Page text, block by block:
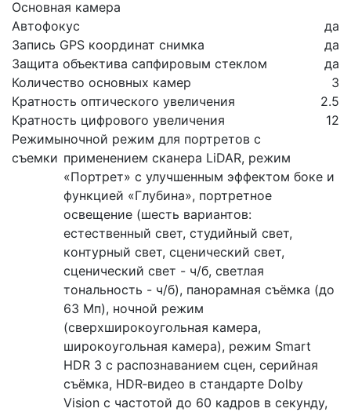
Основная камера
Автофокус
да
Запись GPS координат снимка
да
Защита объектива сапфировым стеклом
да
Количество основных камер
3
Кратность оптического увеличения
2.5
Кратность цифрового увеличения
12
Режимы
съемки
ночной режим для портретов с
применением сканера LiDAR, режим
«Портрет» с улучшенным эффектом боке и
функцией «Глубина», портретное
освещение (шесть вариантов:
естественный свет, студийный свет,
контурный свет, сценический свет,
сценический свет - ч/б, светлая
тональность - ч/б), панорамная съёмка (до
63 Мп), ночной режим
(сверхширокоугольная камера,
широкоугольная камера), режим Smart
HDR 3 с распознаванием сцен, серийная
съёмка, HDR‑видео в стандарте Dolby
Vision с частотой до 60 кадров в секунду,